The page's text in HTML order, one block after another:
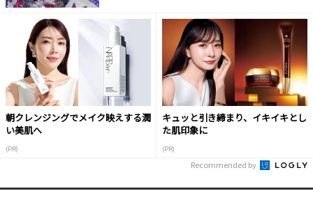
朝クレンジングでメイク映えする潤
い美肌へ
(PR)
キュッと引き締まり、イキイキとし
た肌印象に
(PR)
Recommended by